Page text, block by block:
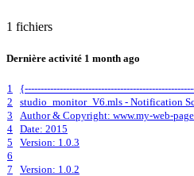
1 fichiers
Dernière activité 1 month ago
1
2
studio_monitor_V6.mls - Notification
3
Author & Copyright: www.my-web-
4
Date: 2015
5
Version: 1.0.3
6
7
Version: 1.0.2